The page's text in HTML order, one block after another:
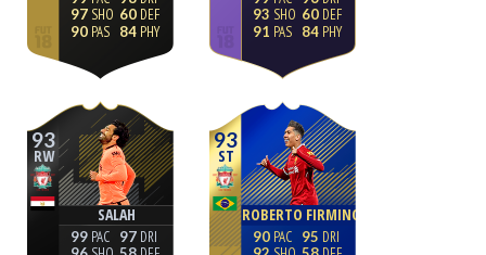
97
90
60
84
93
91
60
84
93
RW
SALAH
99
97
93
ST
ROBERTO FIRMINO
90
95